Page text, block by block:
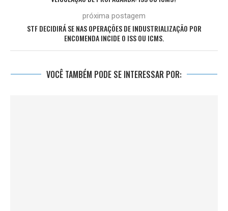
próxima postagem
STF DECIDIRÁ SE NAS OPERAÇÕES DE INDUSTRIALIZAÇÃO POR
ENCOMENDA INCIDE O ISS OU ICMS.
VOCÊ TAMBÉM PODE SE INTERESSAR POR: